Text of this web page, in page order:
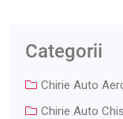
Categorii
Chirie Auto
Chirie Auto